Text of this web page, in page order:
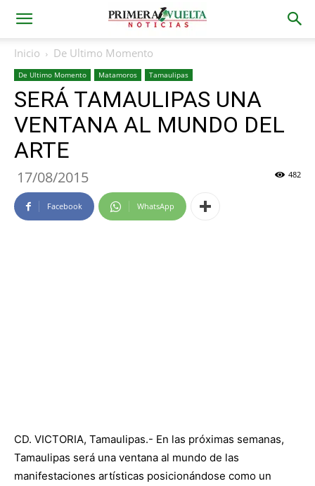
Inicio De Ultimo Momento
De Ultimo Momento Matamoros Tamaulipas
SERÁ TAMAULIPAS UNA
VENTANA AL MUNDO DEL
ARTE
17/08/2015 482
Facebook WhatsApp
CD. VICTORIA, Tamaulipas.- En las próximas semanas,
Tamaulipas será una ventana al mundo de las
manifestaciones artísticas posicionándose como un